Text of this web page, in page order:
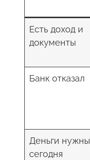
Есть доход и
документы
Банк отказал
Деньги нужны
сегодня